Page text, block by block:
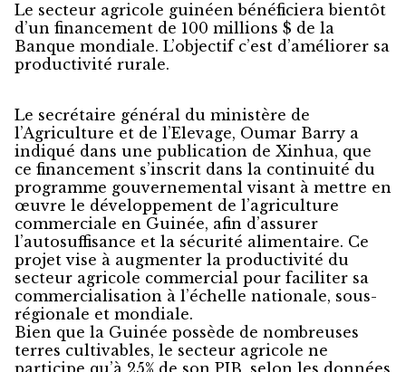
Le secteur agricole guinéen bénéficiera bientôt
d’un financement de 100 millions $ de la
Banque mondiale. L’objectif c’est d’améliorer sa
productivité rurale.
Le secrétaire général du ministère de
l’Agriculture et de l’Elevage, Oumar Barry a
indiqué dans une publication de Xinhua, que
ce financement s’inscrit dans la continuité du
programme gouvernemental visant à mettre en
œuvre le développement de l’agriculture
commerciale en Guinée, afin d’assurer
l’autosuffisance et la sécurité alimentaire. Ce
projet vise à augmenter la productivité du
secteur agricole commercial pour faciliter sa
commercialisation à l’échelle nationale, sous-
régionale et mondiale.
Bien que la Guinée possède de nombreuses
terres cultivables, le secteur agricole ne
participe qu’à 25% de son PIB, selon les données